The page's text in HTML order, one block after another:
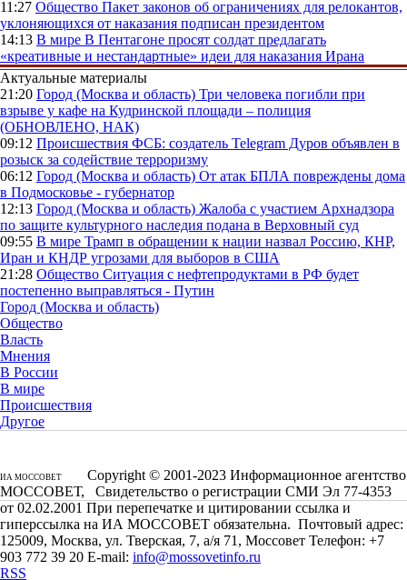
11:27 Общество Пакет законов об ограничениях для релокантов,
уклоняющихся от наказания подписан президентом
14:13 В мире В Пентагоне просят солдат предлагать
«креативные и нестандартные» идеи для наказания Ирана
Актуальные материалы
21:20 Город (Москва и область) Три человека погибли при
взрыве у кафе на Кудринской площади – полиция
(ОБНОВЛЕНО, НАК)
09:12 Происшествия ФСБ: создатель Telegram Дуров объявлен в
розыск за содействие терроризму
06:12 Город (Москва и область) От атак БПЛА повреждены дома
в Подмосковье - губернатор
12:13 Город (Москва и область) Жалоба с участием Архнадзора
по защите культурного наследия подана в Верховный суд
09:55 В мире Трамп в обращении к нации назвал Россию, КНР,
Иран и КНДР угрозами для выборов в США
21:28 Общество Ситуация с нефтепродуктами в РФ будет
постепенно выправляться - Путин
Город (Москва и область)
Общество
Власть
Мнения
В России
В мире
Происшествия
Другое
ИА МОССОВЕТ
Copyright © 2001-2023 Информационное агентство
МОССОВЕТ, Свидетельство о регистрации СМИ Эл 77-4353
от 02.02.2001 При перепечатке и цитировании ссылка и
гиперссылка на ИА МОССОВЕТ обязательна. Почтовый адрес:
125009, Москва, ул. Тверская, 7, а/я 71, Моссовет Телефон: +7
903 772 39 20 E-mail: info@mossovetinfo.ru
RSS